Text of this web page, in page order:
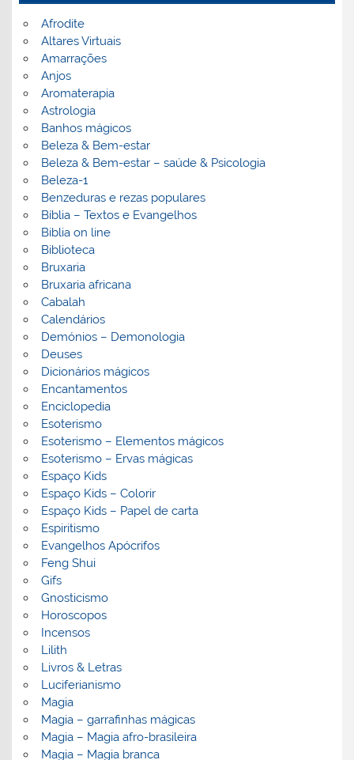
Afrodite
Altares Virtuais
Amarrações
Anjos
Aromaterapia
Astrologia
Banhos mágicos
Beleza & Bem-estar
Beleza & Bem-estar – saúde & Psicologia
Beleza-1
Benzeduras e rezas populares
Bíblia – Textos e Evangelhos
Biblia on line
Biblioteca
Bruxaria
Bruxaria africana
Cabalah
Calendários
Demónios – Demonologia
Deuses
Dicionários mágicos
Encantamentos
Enciclopedia
Esoterismo
Esoterismo – Elementos mágicos
Esoterismo – Ervas mágicas
Espaço Kids
Espaço Kids – Colorir
Espaço Kids – Papel de carta
Espiritismo
Evangelhos Apócrifos
Feng Shui
Gifs
Gnosticismo
Horoscopos
Incensos
Lilith
Livros & Letras
Luciferianismo
Magia
Magia – garrafinhas mágicas
Magia – Magia afro-brasileira
Magia – Magia branca